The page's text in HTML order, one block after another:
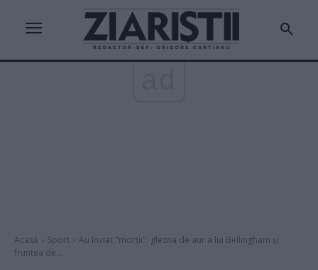
Acasă Sport
Au înviat "morții": glezna de aur a lui Bellingham și
fruntea de...